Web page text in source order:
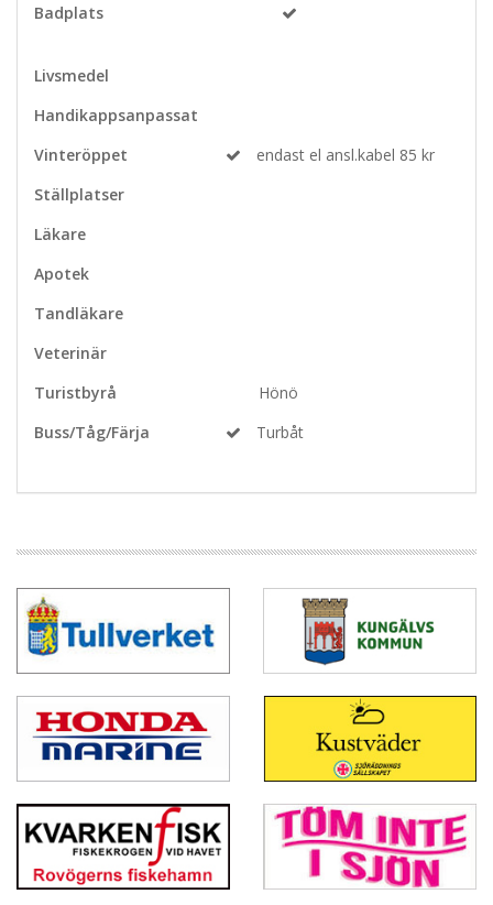
Badplats
Livsmedel
Handikappsanpassat
Vinteröppet
endast el ansl.kabel 85 kr
Ställplatser
Läkare
Apotek
Tandläkare
Veterinär
Turistbyrå
Hönö
Buss/Tåg/Färja
Turbåt